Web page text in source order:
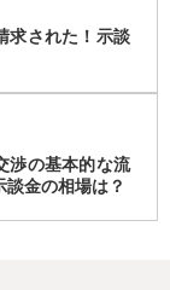
求された！示談
渉の基本的な流
金の相場は？